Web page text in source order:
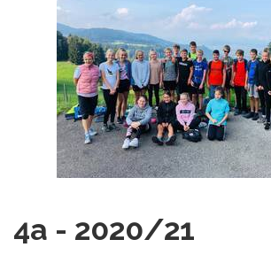
4a - 2020/21